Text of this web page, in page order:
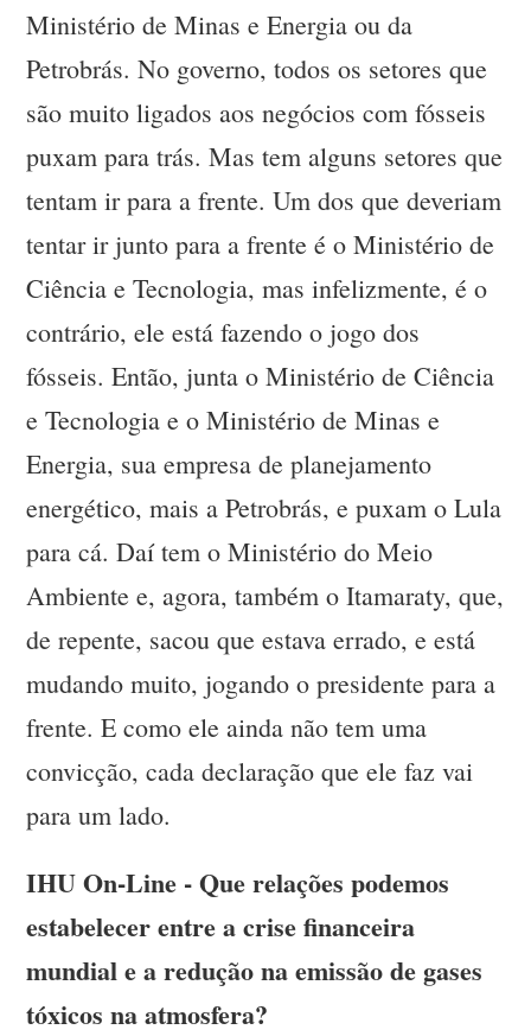
Ministério de Minas e Energia ou da
Petrobrás. No governo, todos os setores que
são muito ligados aos negócios com fósseis
puxam para trás. Mas tem alguns setores que
tentam ir para a frente. Um dos que deveriam
tentar ir junto para a frente é o Ministério de
Ciência e Tecnologia, mas infelizmente, é o
contrário, ele está fazendo o jogo dos
fósseis. Então, junta o Ministério de Ciência
e Tecnologia e o Ministério de Minas e
Energia, sua empresa de planejamento
energético, mais a Petrobrás, e puxam o Lula
para cá. Daí tem o Ministério do Meio
Ambiente e, agora, também o Itamaraty, que,
de repente, sacou que estava errado, e está
mudando muito, jogando o presidente para a
frente. E como ele ainda não tem uma
convicção, cada declaração que ele faz vai
para um lado.
IHU On-Line - Que relações podemos
estabelecer entre a crise financeira
mundial e a redução na emissão de gases
tóxicos na atmosfera?